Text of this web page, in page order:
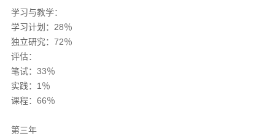
学习与教学：
学习计划：28％
独立研究：72％
评估：
笔试：33％
实践：1％
课程：66％
第三年